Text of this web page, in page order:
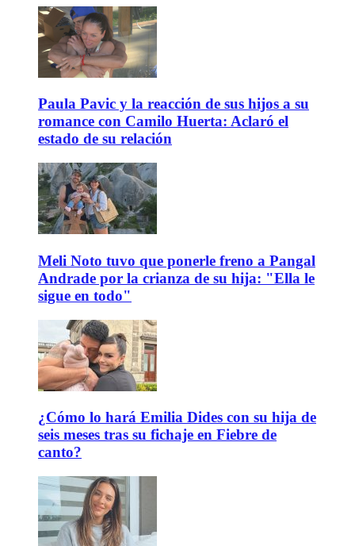
Paula Pavic y la reacción de sus hijos a su
romance con Camilo Huerta: Aclaró el
estado de su relación
Meli Noto tuvo que ponerle freno a Pangal
Andrade por la crianza de su hija: "Ella le
sigue en todo"
¿Cómo lo hará Emilia Dides con su hija de
seis meses tras su fichaje en Fiebre de
canto?